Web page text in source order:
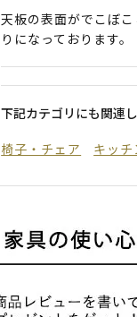
天板の表面がでこぼ
りになっております。
下記カテゴリにも関連
椅子・チェア
キッ